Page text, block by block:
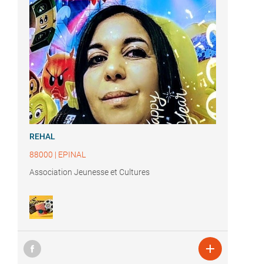
REHAL
88000 | EPINAL
Association Jeunesse et Cultures
